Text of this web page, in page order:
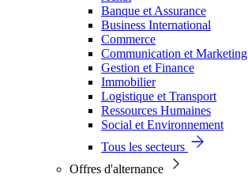
Banque et Assurance
Business International
Commerce
Communication et Marketing
Gestion et Finance
Immobilier
Logistique et Transport
Ressources Humaines
Social et Environnement
Tous les secteurs
Offres d'alternance